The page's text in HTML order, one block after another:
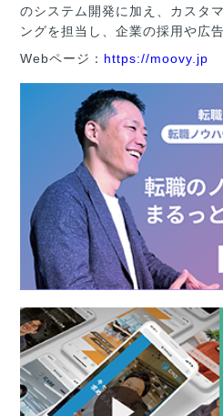
のシステム開発に加え、カスタ
ングを担当し、企業の採用や広
Webページ： https://moovy.jp